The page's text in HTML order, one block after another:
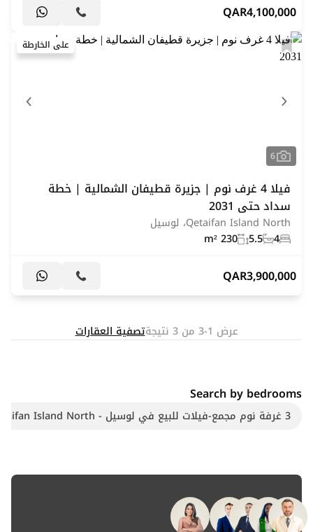
4,100,000
QAR
على الخارطة
6
فيلا 4 غرف نوم | جزيرة قطيفان الشمالية | خطة
سداد حتى 2031
Qetaifan Island North، لوسيل
4
5.5
230 m²
3,900,000
QAR
عرض 1-3 من 3 نتيجة تصفية العقارات
Search by bedrooms
3 غرفة نوم مجمع-فيلات للبيع في لوسيل - Qetaifan Island North